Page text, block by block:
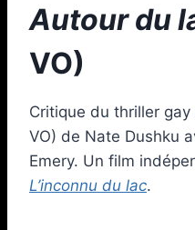
Autour du
VO)
Critique du thriller gay
VO) de Nate Dushku
Emery. Un film
L’inconnu du lac.